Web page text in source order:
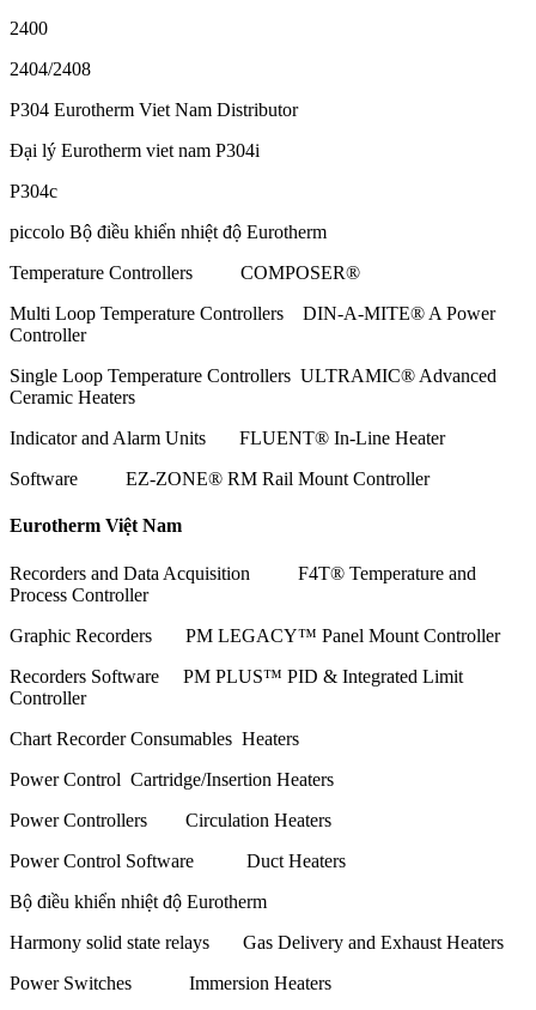
2400
2404/2408
P304 Eurotherm Viet Nam Distributor
Đại lý Eurotherm viet nam P304i
P304c
piccolo Bộ điều khiển nhiệt độ Eurotherm
Temperature Controllers COMPOSER®
Multi Loop Temperature Controllers DIN-A-MITE® A Power
Controller
Single Loop Temperature Controllers ULTRAMIC® Advanced
Ceramic Heaters
Indicator and Alarm Units FLUENT® In-Line Heater
Software EZ-ZONE® RM Rail Mount Controller
Eurotherm Việt Nam
Recorders and Data Acquisition F4T® Temperature and
Process Controller
Graphic Recorders PM LEGACY™ Panel Mount Controller
Recorders Software PM PLUS™ PID & Integrated Limit
Controller
Chart Recorder Consumables Heaters
Power Control Cartridge/Insertion Heaters
Power Controllers Circulation Heaters
Power Control Software Duct Heaters
Bộ điều khiển nhiệt độ Eurotherm
Harmony solid state relays Gas Delivery and Exhaust Heaters
Power Switches Immersion Heaters